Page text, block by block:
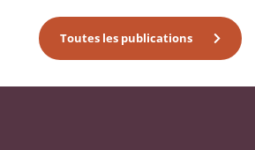
Toutes les publications